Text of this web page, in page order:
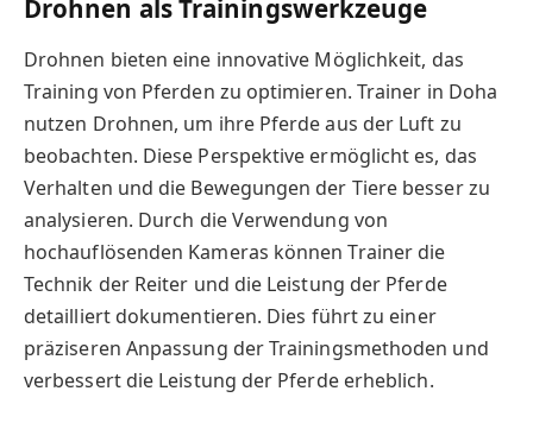
Drohnen als Trainingswerkzeuge
Drohnen bieten eine innovative Möglichkeit, das
Training von Pferden zu optimieren. Trainer in Doha
nutzen Drohnen, um ihre Pferde aus der Luft zu
beobachten. Diese Perspektive ermöglicht es, das
Verhalten und die Bewegungen der Tiere besser zu
analysieren. Durch die Verwendung von
hochauflösenden Kameras können Trainer die
Technik der Reiter und die Leistung der Pferde
detailliert dokumentieren. Dies führt zu einer
präziseren Anpassung der Trainingsmethoden und
verbessert die Leistung der Pferde erheblich.